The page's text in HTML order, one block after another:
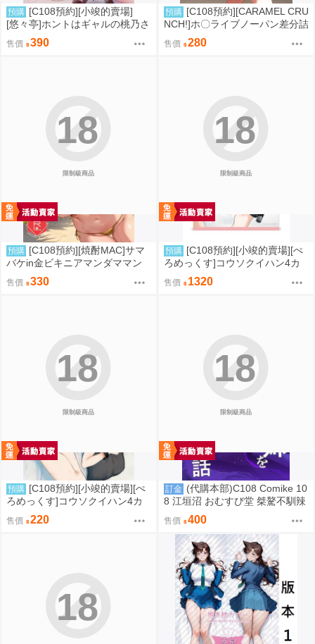
預購 [C108預約][小竣的賣場]
[悠々亭]ホントはギャルの桃乃さ
ん 附蜜瓜特典資料夾 同人誌id=3
791016
售價 390
預購 [C108預約][CARAMEL CRU
NCH!]ホ〇ライブノーパン差分詰
め合わせ4 附蜜瓜特典小卡 Hololi
ve 同人誌id=3791490
售價 280
限制級商品
18
預購 [C108預約][焼酎MAC]サマ
バケin金ビキニアマンダママン
附蜜瓜特典A4資料夾 同人誌id=3
791483
售價 330
限制級商品
18
預購 [C108預約][小竣的賣場][ぺ
ろめっくす]コウソクイハン4カ
イメ【メロン限定特典付】+B2
掛軸 同人誌id=3726586
售價 1320
限制級商品
18
預購 [C108預約][小竣的賣場][ぺ
ろめっくす]コウソクイハン4カ
イメ【メロン限定特典付】 同人
誌id=3791505
售價 220
限制級商品
18
訂金 (代購本部)C108 Comike 10
8 江垣沼 おむすび堂 桀驁不馴辣
姊的導正守則 C108數量限定新刊
「生意気なギャル姉を『俺なり
の方法』で解らせる話。（隨機
簽名本）」 8.16發售預定
售價 400
18